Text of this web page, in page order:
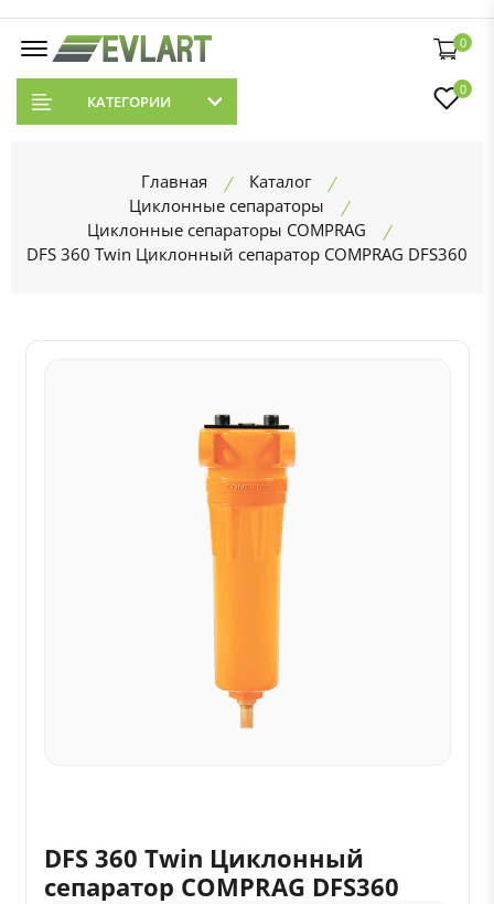
0
КАТЕГОРИИ
0
Главная
Каталог
Циклонные сепараторы
Циклонные сепараторы COMPRAG
DFS 360 Twin Циклонный сепаратор COMPRAG DFS360
DFS 360 Twin Циклонный
сепаратор COMPRAG DFS360